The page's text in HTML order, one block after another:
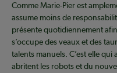
Comme Marie-Pier est
assume moins de
présente quotidiennement
s’occupe des veaux et des
talents manuels. C’est elle
abritent les robots et du